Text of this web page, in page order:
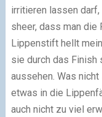
irritieren lassen
sheer, dass man die
Lippenstift hellt
sie durch das Finish
aussehen. Was
etwas in die
auch nicht zu viel